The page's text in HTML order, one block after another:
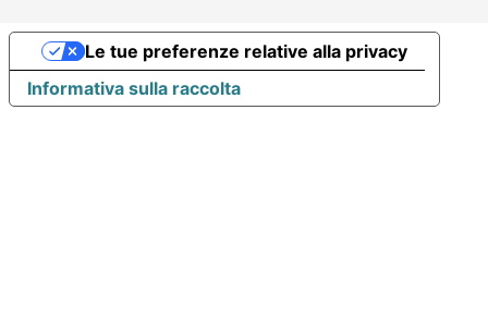
Informativa sulla raccolta
Le tue preferenze relative alla privacy